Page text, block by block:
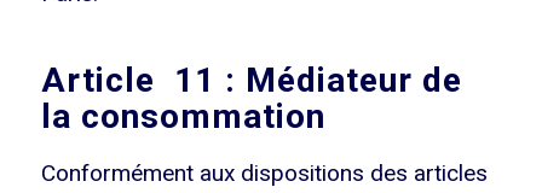
Article 11 : Médiateur de
la consommation
Conformément aux dispositions des articles